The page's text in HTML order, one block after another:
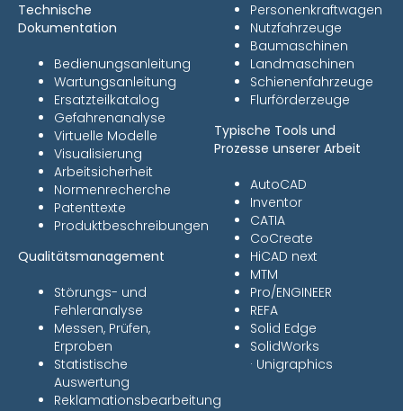
Technische
Dokumentation
Bedienungsanleitung
Wartungsanleitung
Ersatzteilkatalog
Gefahrenanalyse
Virtuelle Modelle
Visualisierung
Arbeitsicherheit
Normenrecherche
Patenttexte
Produktbeschreibungen
Qualitätsmanagement
Störungs- und
Fehleranalyse
Messen, Prüfen,
Erproben
Statistische
Auswertung
Reklamationsbearbeitung
Personenkraftwagen
Nutzfahrzeuge
Baumaschinen
Landmaschinen
Schienenfahrzeuge
Flurförderzeuge
Typische Tools und
Prozesse unserer Arbeit
AutoCAD
Inventor
CATIA
CoCreate
HiCAD next
MTM
Pro/ENGINEER
REFA
Solid Edge
SolidWorks
· Unigraphics